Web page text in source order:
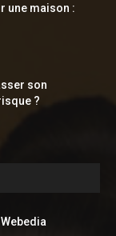
une maison :
son
?